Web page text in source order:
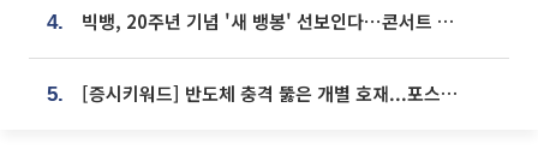
4. 빅뱅, 20주년 기념 '새 뱅봉' 선보인다⋯콘서트 앞두고 팝업 개최
5. [증시키워드] 반도체 충격 뚫은 개별 호재...포스코퓨처엠·에코프로·한화솔루션 '눈길'